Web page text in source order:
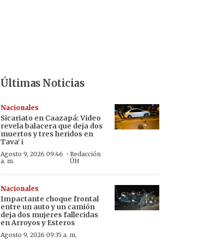
Últimas Noticias
Nacionales
Sicariato en Caazapá: Video
revela balacera que deja dos
muertos y tres heridos en
Tava’ i
Agosto 9, 2026 09:46
a. m.
·Redacción
ÚH
Nacionales
Impactante choque frontal
entre un auto y un camión
deja dos mujeres fallecidas
en Arroyos y Esteros
Agosto 9, 2026 09:35 a. m.